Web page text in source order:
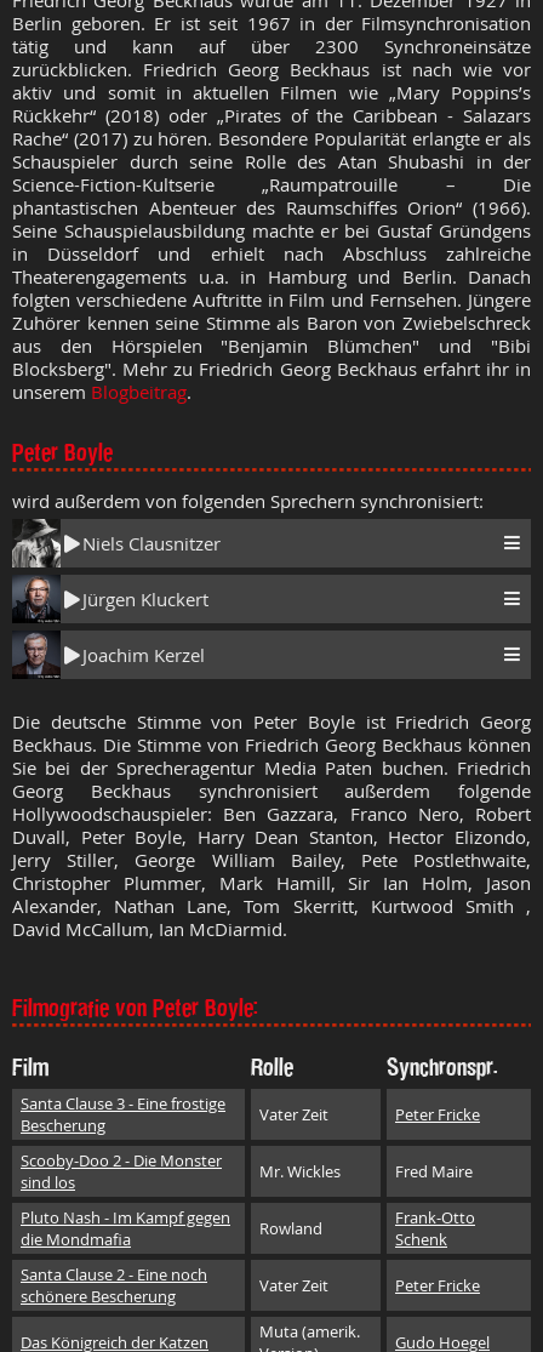
Berlin geboren. Er ist seit 1967 in der Filmsynchronisation
tätig und kann auf über 2300 Synchroneinsätze
zurückblicken. Friedrich Georg Beckhaus ist nach wie vor
aktiv und somit in aktuellen Filmen wie „Mary Poppins’s
Rückkehr“ (2018) oder „Pirates of the Caribbean - Salazars
Rache“ (2017) zu hören. Besondere Popularität erlangte er als
Schauspieler durch seine Rolle des Atan Shubashi in der
Science-Fiction-Kultserie „Raumpatrouille – Die
phantastischen Abenteuer des Raumschiffes Orion“ (1966).
Seine Schauspielausbildung machte er bei Gustaf Gründgens
in Düsseldorf und erhielt nach Abschluss zahlreiche
Theaterengagements u.a. in Hamburg und Berlin. Danach
folgten verschiedene Auftritte in Film und Fernsehen. Jüngere
Zuhörer kennen seine Stimme als Baron von Zwiebelschreck
aus den Hörspielen "Benjamin Blümchen" und "Bibi
Blocksberg". Mehr zu Friedrich Georg Beckhaus erfahrt ihr in
unserem Blogbeitrag.
Peter Boyle
wird außerdem von folgenden Sprechern synchronisiert:
Niels Clausnitzer
Jürgen Kluckert
Joachim Kerzel
Die deutsche Stimme von Peter Boyle ist Friedrich Georg
Beckhaus. Die Stimme von Friedrich Georg Beckhaus können
Sie bei der Sprecheragentur Media Paten buchen. Friedrich
Georg Beckhaus synchronisiert außerdem folgende
Hollywoodschauspieler: Ben Gazzara, Franco Nero, Robert
Duvall, Peter Boyle, Harry Dean Stanton, Hector Elizondo,
Jerry Stiller, George William Bailey, Pete Postlethwaite,
Christopher Plummer, Mark Hamill, Sir Ian Holm, Jason
Alexander, Nathan Lane, Tom Skerritt, Kurtwood Smith ,
David McCallum, Ian McDiarmid.
Filmografie von Peter Boyle:
Film
Rolle Synchronspr.
Santa Clause 3 - Eine frostige
Bescherung
Vater Zeit Peter Fricke
Scooby-Doo 2 - Die Monster
sind los
Mr. Wickles Fred Maire
Pluto Nash - Im Kampf gegen
die Mondmafia
Rowland
Frank-Otto
Schenk
Santa Clause 2 - Eine noch
schönere Bescherung
Vater Zeit Peter Fricke
Das Königreich der Katzen
Muta (amerik.
Gudo Hoegel